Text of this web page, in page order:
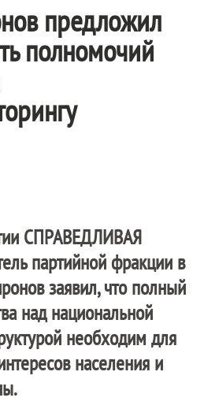
предложил
полномочий
СПРАВЕДЛИВАЯ
партийной фракции в
заявил, что полный
над национальной
необходим для
населения и